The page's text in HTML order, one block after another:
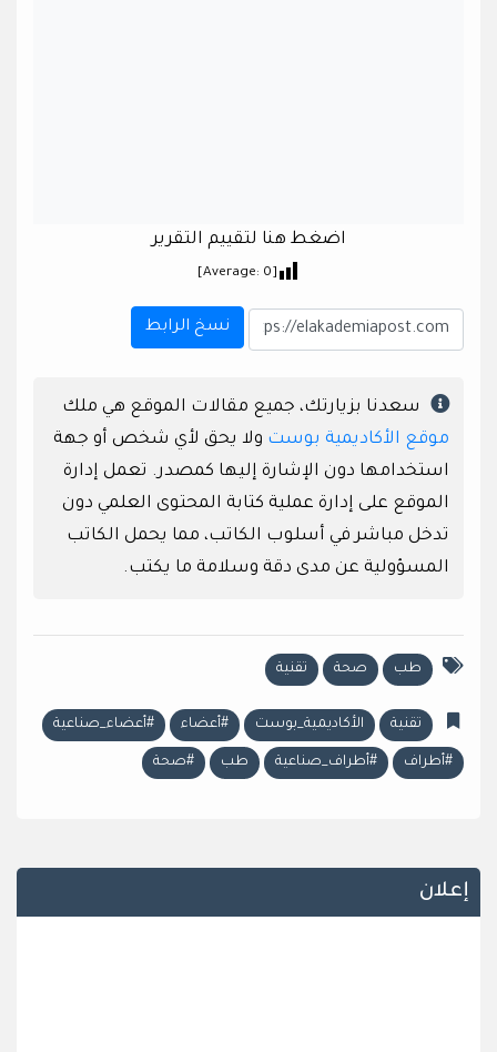
اضغط هنا لتقييم التقرير
[Average:
0
]
نسخ الرابط
سعدنا بزيارتك، جميع مقالات الموقع هي ملك
موقع الأكاديمية بوست ولا يحق لأي شخص أو جهة
استخدامها دون الإشارة إليها كمصدر. تعمل إدارة
الموقع على إدارة عملية كتابة المحتوى العلمي دون
تدخل مباشر في أسلوب الكاتب، مما يحمل الكاتب
المسؤولية عن مدى دقة وسلامة ما يكتب.
طب صحة تقنية
تقنية الأكاديمية_بوست #أعضاء #أعضاء_صناعية
#أطراف #أطراف_صناعية طب #صحة
إعلان